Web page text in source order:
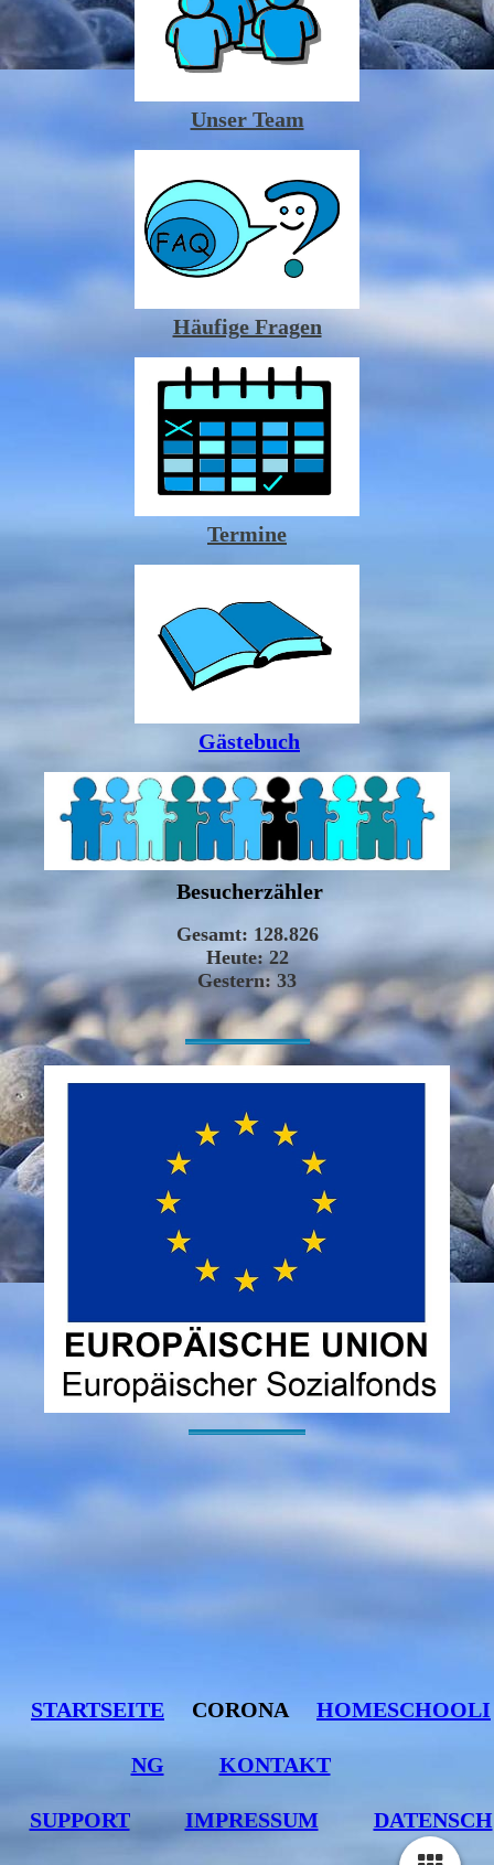
Unser Team
Häufige Fragen
Termine
Gästebuch
Besucherzähler
-----------------------------------------------------------------------------------------------------------------
----------------------------------------------------------------------------------------------------------
STARTSEITE CORONA HOMESCHOOLI
NG KONTAKT
SUPPORT IMPRESSUM DATENSCH